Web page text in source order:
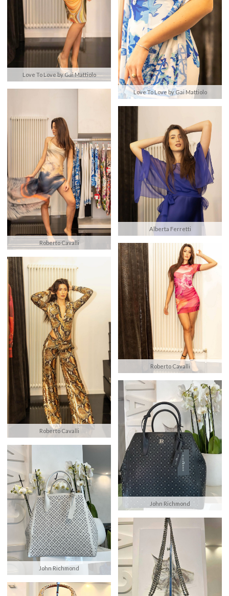
Love To Love by Gai Mattiolo
Love To Love by Gai Mattiolo
Roberto Cavalli
Alberta Ferretti
Roberto Cavalli
Roberto Cavalli
John Richmond
John Richmond